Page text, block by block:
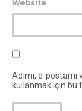
Website
Adımı, e-
kullanmak için bu